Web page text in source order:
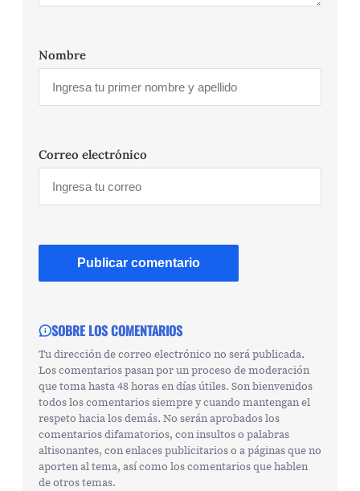
Nombre
Correo electrónico
SOBRE LOS COMENTARIOS
Tu dirección de correo electrónico no será publicada.
Los comentarios pasan por un proceso de moderación
que toma hasta 48 horas en días útiles. Son bienvenidos
todos los comentarios siempre y cuando mantengan el
respeto hacia los demás. No serán aprobados los
comentarios difamatorios, con insultos o palabras
altisonantes, con enlaces publicitarios o a páginas que no
aporten al tema, así como los comentarios que hablen
de otros temas.